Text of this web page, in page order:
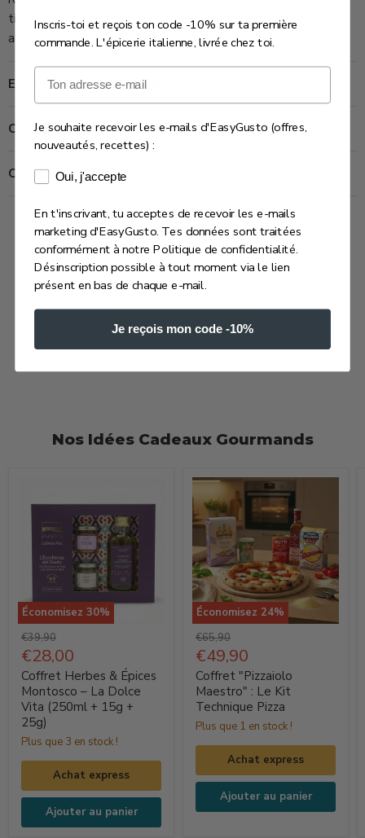
tiennent la cuisson avec une tenue remarquable — elles
absorbent la sauce sans se déliter, sans devenir collantes.
En savoir plus sur ce produit
Combien de temps prend la livraison ?
Comment contacter notre service client ?
Avis Clients
Soyez le premier à écrire un avis
Écrire un avis
Nos Idées Cadeaux Gourmands
Économisez 30%
Coffret
Herbes
&
Épices
Montosco
–
La
Vita
(250ml
+
Prix
d'origine
€39,90
Prix
actuel
€28,00
Coffret Herbes & Épices
Montosco – La Dolce
Vita (250ml + 15g +
25g)
Plus que 3 en stock !
Achat express
Ajouter au panier
Économisez 24%
Coffret
"Pizzaiolo
Maestro"
Le
Kit
Technique
Pizza
Prix
d'origine
€65,90
Prix
actuel
€49,90
Coffret "Pizzaiolo
Maestro" : Le Kit
Technique Pizza
Plus que 1 en stock !
Achat express
Ajouter au panier
Inscris-toi et reçois ton code -10% sur ta première
commande. L'épicerie italienne, livrée chez toi.
Email
Je souhaite recevoir les e-mails d'EasyGusto (offres,
nouveautés, recettes) :
Consentement e-mails marketing
Oui, j'accepte
En t'inscrivant, tu acceptes de recevoir les e-mails
marketing d'EasyGusto. Tes données sont traitées
conformément à notre Politique de confidentialité.
Désinscription possible à tout moment via le lien
présent en bas de chaque e-mail.
Je reçois mon code -10%